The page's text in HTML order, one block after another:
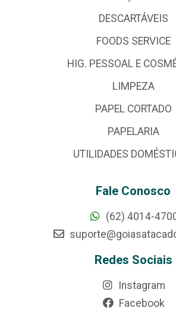
DESCARTÁVEIS
FOODS SERVICE
HIG. PESSOAL E
LIMPEZA
PAPEL CORTADO
PAPELARIA
UTILIDADES
Fale Conosco
(62) 4014-
Redes Sociais
Instagram
Facebook